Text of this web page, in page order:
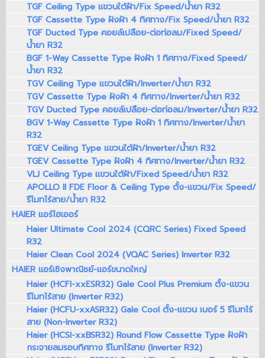
TGF Ceiling Type แขวนใต้ฝ้า/Fix Speed/น้ำยา R32
TGF Cassette Type ฝังฝ้า 4 ทิศทาง/Fix Speed/น้ำยา R32
TGF Ducted Type คอยล์เปลือย-ต่อท่อลม/Fixed Speed/
น้ำยา R32
BGF 1-Way Cassette Type ฝังฝ้า 1 ทิศทาง/Fixed Speed/
น้ำยา R32
TGV Ceiling Type แขวนใต้ฝ้า/Inverter/น้ำยา R32
TGV Cassette Type ฝังฝ้า 4 ทิศทาง/Inverter/น้ำยา R32
TGV Ducted Type คอยล์เปลือย-ต่อท่อลม/Inverter/น้ำยา R32
BGV 1-Way Cassette Type ฝังฝ้า 1 ทิศทาง/Inverter/น้ำยา
R32
TGEV Ceiling Type แขวนใต้ฝ้า/Inverter/น้ำยา R32
TGEV Cassette Type ฝังฝ้า 4 ทิศทาง/Inverter/น้ำยา R32
VLJ Ceiling Type แขวนใต้ฝ้า/Fixed Speed/น้ำยา R32
APOLLO II FDE Floor & Ceiling Type ตั้ง-แขวน/Fix Speed/
รีโมทไร้สาย/น้ำยา R32
HAIER แอร์ไฮเออร์
Haier Ultimate Cool 2024 (CQRC Series) Fixed Speed
R32
Haier Clean Cool 2024 (VQAC Series) Inverter R32
HAIER แอร์เชิงพาณิชย์-แอร์ขนาดใหญ่
Haier (HCFI-xxESR32) Gale Cool Plus Premium ตั้ง-แขวน
รีโมทไร้สาย (Inverter R32)
Haier (HCFU-xxASR32) Gale Cool ตั้ง-แขวน เบอร์ 5 รีโมทไร้
สาย (Non-Inverter R32)
Haier (HCSI-xxBSR32) Round Flow Cassette Type ฝังฝ้า
กระจายลมรอบทิศทาง รีโมทไร้สาย (Inverter R32)